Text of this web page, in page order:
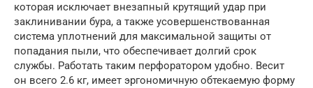
которая исключает внезапный крутящий удар при
заклинивании бура, а также усовершенствованная
система уплотнений для максимальной защиты от
попадания пыли, что обеспечивает долгий срок
службы. Работать таким перфоратором удобно. Весит
он всего 2.6 кг, имеет эргономичную обтекаемую форму